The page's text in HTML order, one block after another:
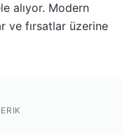
alıyor. Modern
ve fırsatlar üzerine